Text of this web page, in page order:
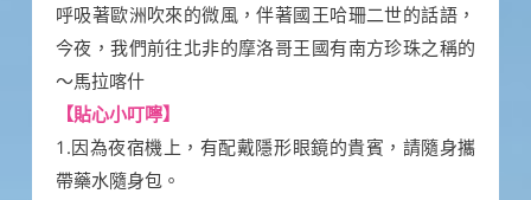
呼吸著歐洲吹來的微風，伴著國王哈珊二世的話語，
今夜，我們前往北非的摩洛哥王國有南方珍珠之稱的
～馬拉喀什
【貼心小叮嚀】
1.因為夜宿機上，有配戴隱形眼鏡的貴賓，請隨身攜
帶藥水隨身包。